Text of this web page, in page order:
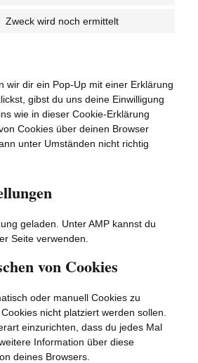
Zweck wird noch ermittelt
wir dir ein Pop-Up mit einer Erklärung
gibst du uns deine Einwilligung
wie in dieser Cookie-Erklärung
Cookies über deinen Browser
unter Umständen nicht richtig
geladen. Unter AMP kannst du
Seite verwenden.
von Cookies
oder manuell Cookies zu
nicht platziert werden sollen.
einzurichten, dass du jedes Mal
Information über diese
deines Browsers.